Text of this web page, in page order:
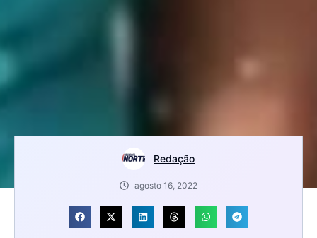
Redação
agosto 16, 2022